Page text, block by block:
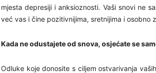
mjesta depresiji i anksioznosti. Vaši snovi ne
već vas i čine pozitivnijima, sretnijima i osobno
Kada ne odustajete od snova, osjećate se
Odluke koje donosite s ciljem ostvarivanja